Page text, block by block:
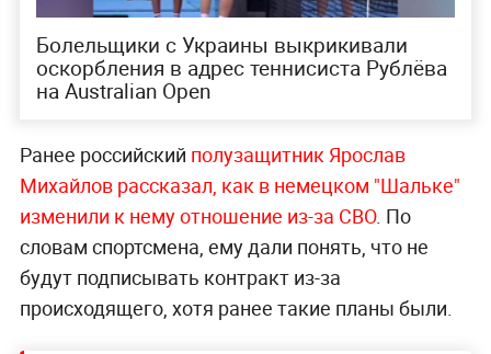
Болельщики с Украины выкрикивали
оскорбления в адрес теннисиста Рублёва
на Australian Open
Ранее российский полузащитник Ярослав
Михайлов рассказал, как в немецком "Шальке"
изменили к нему отношение из-за СВО. По
словам спортсмена, ему дали понять, что не
будут подписывать контракт из-за
происходящего, хотя ранее такие планы были.